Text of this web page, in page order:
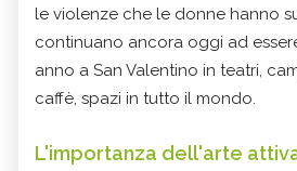
le violenze che le donne hanno
continuano ancora oggi ad
anno a San Valentino in teatri,
caffè, spazi in tutto il mondo.
L'importanza dell'arte